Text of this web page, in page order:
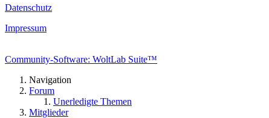
Datenschutz
Impressum
Community-Software: WoltLab Suite™
Navigation
Forum
Unerledigte Themen
Mitglieder